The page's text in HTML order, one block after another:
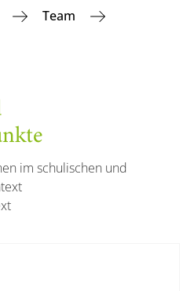
Team
im schulischen und